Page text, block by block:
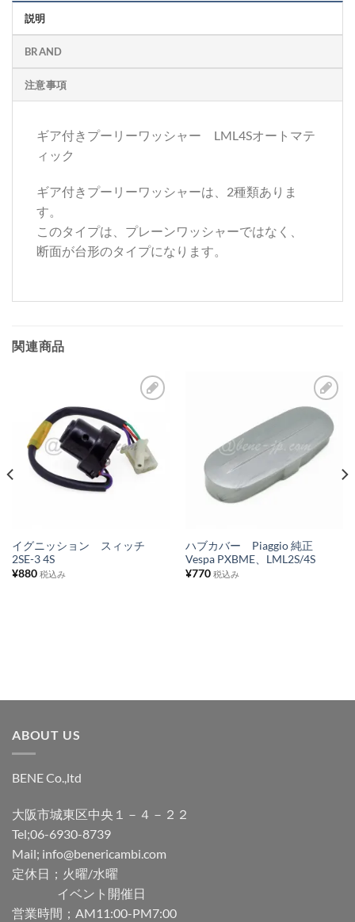
説明
BRAND
注意事項
ギア付きプーリーワッシャー LML4Sオートマテ
ィック
ギア付きプーリーワッシャーは、2種類ありま
す。
このタイプは、プレーンワッシャーではなく、
断面が台形のタイプになります。
関連商品
気
に
ス
イグニッション スィッチ
2SE-3 4S
¥880 税込み
に
ス
ト
ハブカバー Piaggio 純正
Vespa PXBME、LML2S/4S
¥770 税込み
ABOUT US
BENE Co.,ltd
大阪市城東区中央１－４－２２
Tel;06-6930-8739
Mail; info@benericambi.com
定休日；火曜/水曜
イベント開催日
営業時間；AM11:00-PM7:00